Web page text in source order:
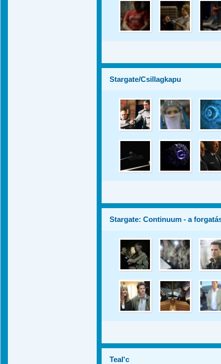
Stargate/Csillagkapu
Stargate: Continuum - a
Teal'c